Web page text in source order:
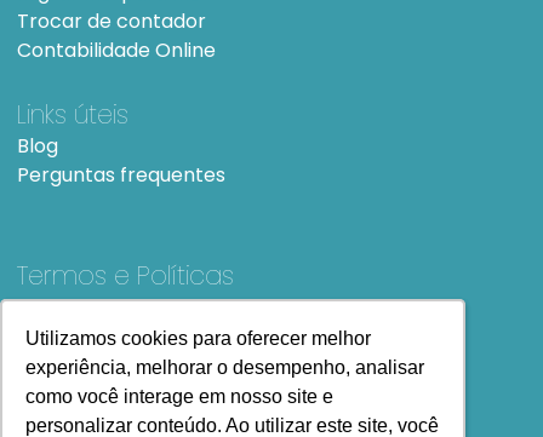
Utilizamos cookies para oferecer melhor
experiência, melhorar o desempenho, analisar
como você interage em nosso site e
personalizar conteúdo. Ao utilizar este site, você
Utilizamos cookies para oferecer melhor
experiência, melhorar o desempenho, analisar
como você interage em nosso site e
personalizar conteúdo. Ao utilizar este site, você
Trocar de contador
Contabilidade Online
Links úteis
Blog
Perguntas frequentes
Termos e Políticas
Termos e condições de UsoSiteMap